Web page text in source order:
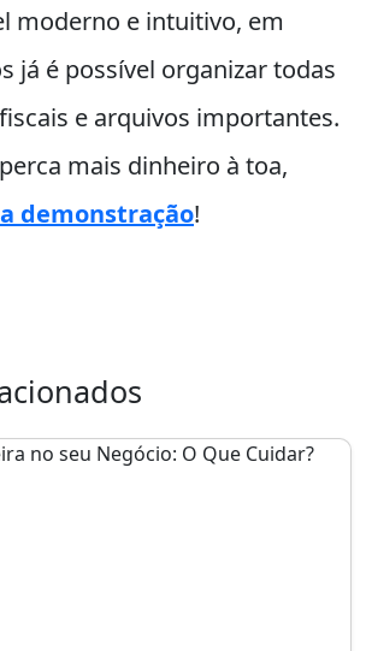
moderno e intuitivo, em
já é possível organizar todas
e arquivos importantes.
mais dinheiro à toa,
demonstração!